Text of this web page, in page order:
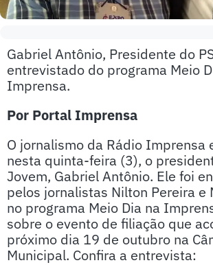
Gabriel Antônio, Presidente do
entrevistado do programa Meio
Imprensa.
Por Portal Imprensa
O jornalismo da Rádio Imprensa
nesta quinta-feira (3), o
Jovem, Gabriel Antônio. Ele foi
pelos jornalistas Nilton Pereira e
no programa Meio Dia na
sobre o evento de filiação que
próximo dia 19 de outubro na
Municipal. Confira a entrevista: